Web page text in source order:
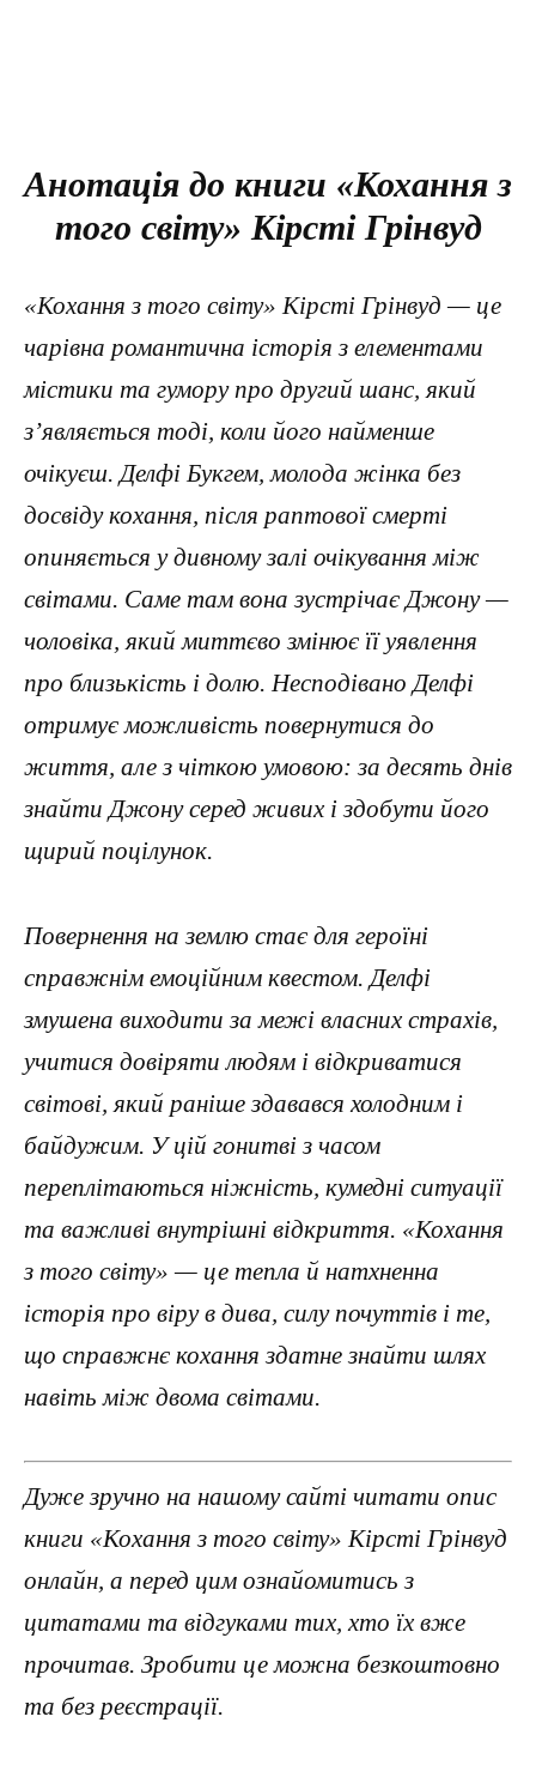
Анотація до книги «Кохання з
того світу» Кірсті Грінвуд
«Кохання з того світу» Кірсті Грінвуд — це
чарівна романтична історія з елементами
містики та гумору про другий шанс, який
з’являється тоді, коли його найменше
очікуєш. Делфі Букгем, молода жінка без
досвіду кохання, після раптової смерті
опиняється у дивному залі очікування між
світами. Саме там вона зустрічає Джону —
чоловіка, який миттєво змінює її уявлення
про близькість і долю. Несподівано Делфі
отримує можливість повернутися до
життя, але з чіткою умовою: за десять днів
знайти Джону серед живих і здобути його
щирий поцілунок.
Повернення на землю стає для героїні
справжнім емоційним квестом. Делфі
змушена виходити за межі власних страхів,
учитися довіряти людям і відкриватися
світові, який раніше здавався холодним і
байдужим. У цій гонитві з часом
переплітаються ніжність, кумедні ситуації
та важливі внутрішні відкриття. «Кохання
з того світу» — це тепла й натхненна
історія про віру в дива, силу почуттів і те,
що справжнє кохання здатне знайти шлях
навіть між двома світами.
Дуже зручно на нашому сайті читати опис
книги «Кохання з того світу» Кірсті Грінвуд
онлайн, а перед цим ознайомитись з
цитатами та відгуками тих, хто їх вже
прочитав. Зробити це можна безкоштовно
та без реєстрації.